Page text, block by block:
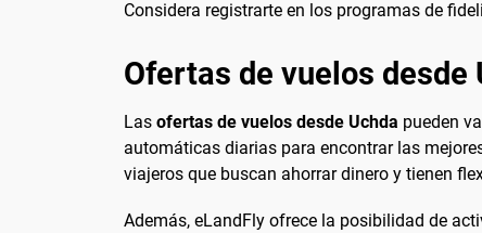
Considera registrarte en los programas de
Ofertas de vuelos desde
Las ofertas de vuelos desde Uchda pueden
automáticas diarias para encontrar las
viajeros que buscan ahorrar dinero y tienen
Además, eLandFly ofrece la posibilidad de